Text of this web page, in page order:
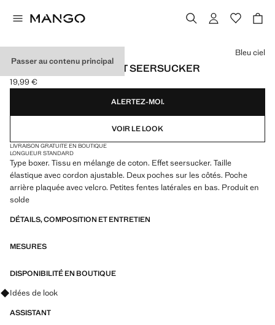
Passer au contenu principal
MAILLOT DE BAIN EFFET SEERSUCKER
Prix actuel [19,99 € ]
19,99 €
Choisissez une couleur
Bleu ciel
ALERTEZ-MOI.
VOIR LE LOOK
LIVRAISON GRATUITE EN BOUTIQUE
LONGUEUR STANDARD
Type boxer. Tissu en mélange de coton. Effet seersucker. Taille
élastique avec cordon ajustable. Deux poches sur les côtés. Poche
arrière plaquée avec velcro. Petites fentes latérales en bas. Produit en
solde
DÉTAILS, COMPOSITION ET ENTRETIEN
MESURES
DISPONIBILITÉ EN BOUTIQUE
Renseignez-vous sur les looks, les vêtements et les tendances
Idées de look
ASSISTANT